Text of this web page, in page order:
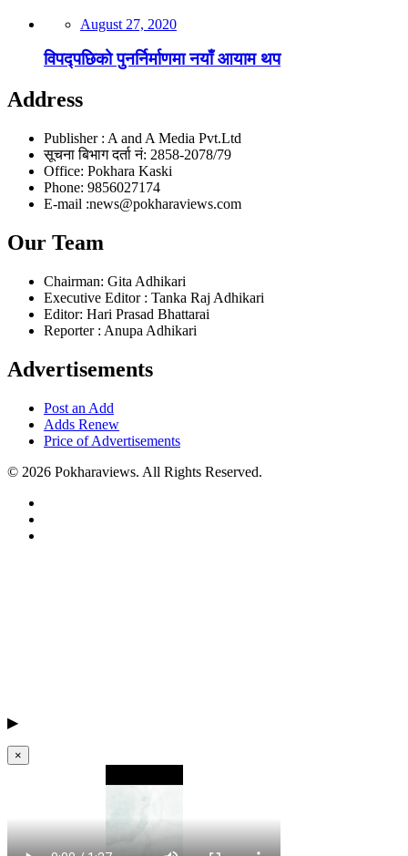
August 27, 2020
विपद्पछिको पुनर्निर्माणमा नयाँ आयाम थप
Address
Publisher : A and A Media Pvt.Ltd
सूचना बिभाग दर्ता नं: 2858-2078/79
Office: Pokhara Kaski
Phone: 9856027174
E-mail :news@pokharaviews.com
Our Team
Chairman: Gita Adhikari
Executive Editor : Tanka Raj Adhikari
Editor: Hari Prasad Bhattarai
Reporter : Anupa Adhikari
Advertisements
Post an Add
Adds Renew
Price of Advertisements
© 2026 Pokharaviews. All Rights Reserved.
▶
×